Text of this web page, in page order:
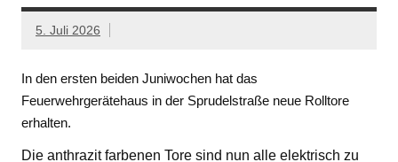
5. Juli 2026
In den ersten beiden Juniwochen hat das
Feuerwehrgerätehaus in der Sprudelstraße neue Rolltore
erhalten.
Die anthrazit farbenen Tore sind nun alle elektrisch zu